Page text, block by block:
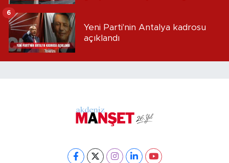
Yeni Parti'nin Antalya kadrosu
açıklandı
6